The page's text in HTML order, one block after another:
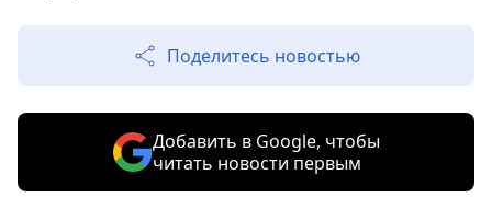
Поделитесь новостью
Добавить в Google, чтобы
читать новости первым